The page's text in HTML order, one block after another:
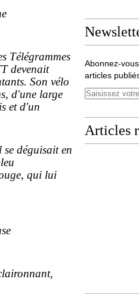
Télégrammes
devenait
Son vélo
d'une large
et d'un
déguisait en
qui lui
Abonnez-
articles
Articles